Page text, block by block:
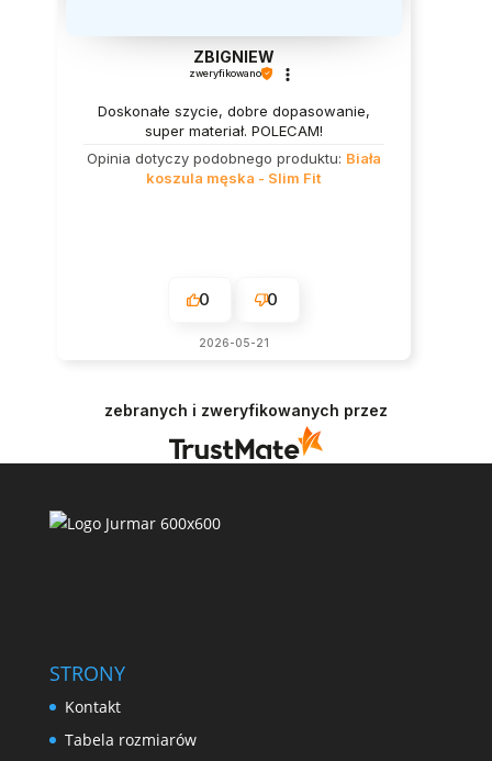
ZBIGNIEW
zweryfikowano
Doskonałe szycie, dobre dopasowanie,
super materiał. POLECAM!
Opinia dotyczy podobnego produktu: Biała
koszula męska - Slim Fit
0 0
2026-05-21
zebranych i zweryfikowanych przez
STRONY
Kontakt
Tabela rozmiarów